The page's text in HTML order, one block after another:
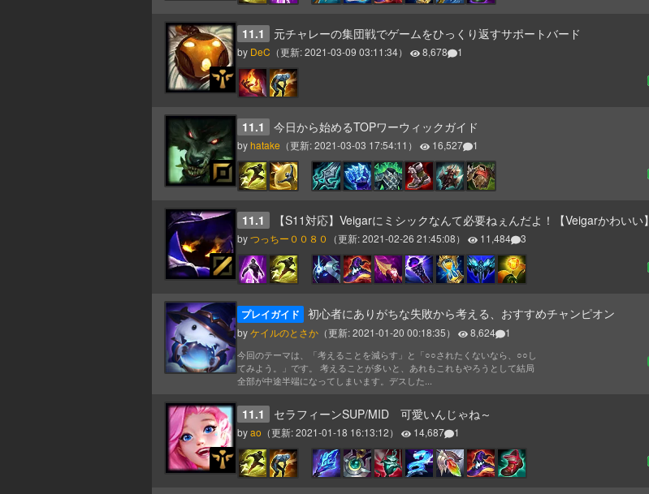
11.1 元チャレーの集団戦でゲームをひっくり返すサポートバード
by DeC （更新:2021-03-09 03:11:34） 8,678 1
11.1 今日から始めるTOPワーウィックガイド
byhatake （更新:2021-03-03 17:54:11 ） 16,527 1
11.1 【S11対応】Veigarにミシックなんて必要ねぇんだよ！【Veigarかわいい】
byつっちー００８０ （更新:2021-02-26 21:45:08） 11,484 3
プレイガイド 初心者にありがちな失敗から考える、おすすめチャンピオン
byケイルのとさか （更新:2021-01-20 00:18:35） 8,624 1
今回のテーマは、「考えることを減らす」と「○○されたくないなら、○○し
てみよう。」です。 考えることが多いと、あれもこれもやろうとして結局
全部が中途半端になってしまいます。デスした...
11.1 セラフィーンSUP/MID 可愛いんじゃね～
byao （更新:2021-01-18 16:13:12） 14,687 1